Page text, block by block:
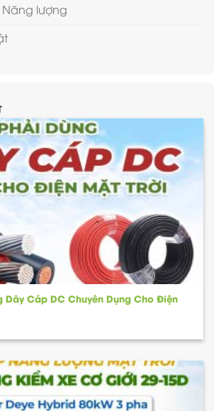
lượng
Dây Cáp DC Chuyên Dụng Cho Điện